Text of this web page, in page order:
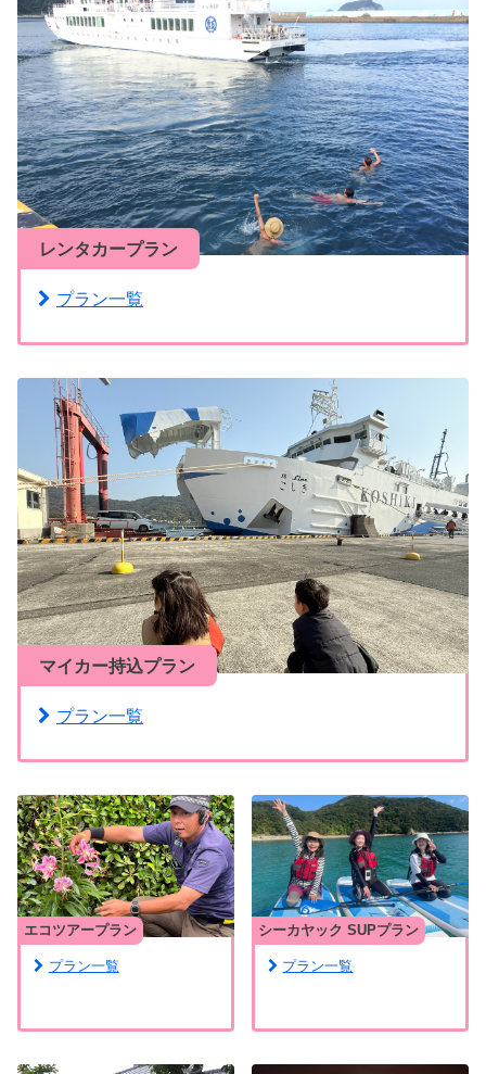
レンタカープラン
プラン一覧
マイカー持込プラン
プラン一覧
エコツアープラン
プラン一覧
シーカヤック SUPプラン
プラン一覧